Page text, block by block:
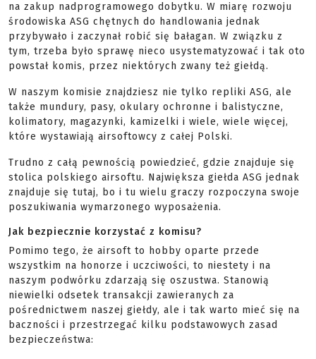
na zakup nadprogramowego dobytku. W miarę rozwoju
środowiska ASG chętnych do handlowania jednak
przybywało i zaczynał robić się bałagan. W związku z
tym, trzeba było sprawę nieco usystematyzować i tak oto
powstał komis, przez niektórych zwany też giełdą.
W naszym komisie znajdziesz nie tylko repliki ASG, ale
także mundury, pasy, okulary ochronne i balistyczne,
kolimatory, magazynki, kamizelki i wiele, wiele więcej,
które wystawiają airsoftowcy z całej Polski.
Trudno z całą pewnością powiedzieć, gdzie znajduje się
stolica polskiego airsoftu. Największa giełda ASG jednak
znajduje się tutaj, bo i tu wielu graczy rozpoczyna swoje
poszukiwania wymarzonego wyposażenia.
Jak bezpiecznie korzystać z komisu?
Pomimo tego, że airsoft to hobby oparte przede
wszystkim na honorze i uczciwości, to niestety i na
naszym podwórku zdarzają się oszustwa. Stanowią
niewielki odsetek transakcji zawieranych za
pośrednictwem naszej giełdy, ale i tak warto mieć się na
baczności i przestrzegać kilku podstawowych zasad
bezpieczeństwa: